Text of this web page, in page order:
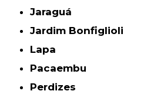
Jaraguá
Jardim Bonfiglioli
Lapa
Pacaembu
Perdizes